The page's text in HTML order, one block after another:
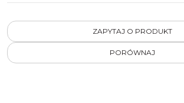
ZAPYTAJ O PRODUKT
PORÓWNAJ